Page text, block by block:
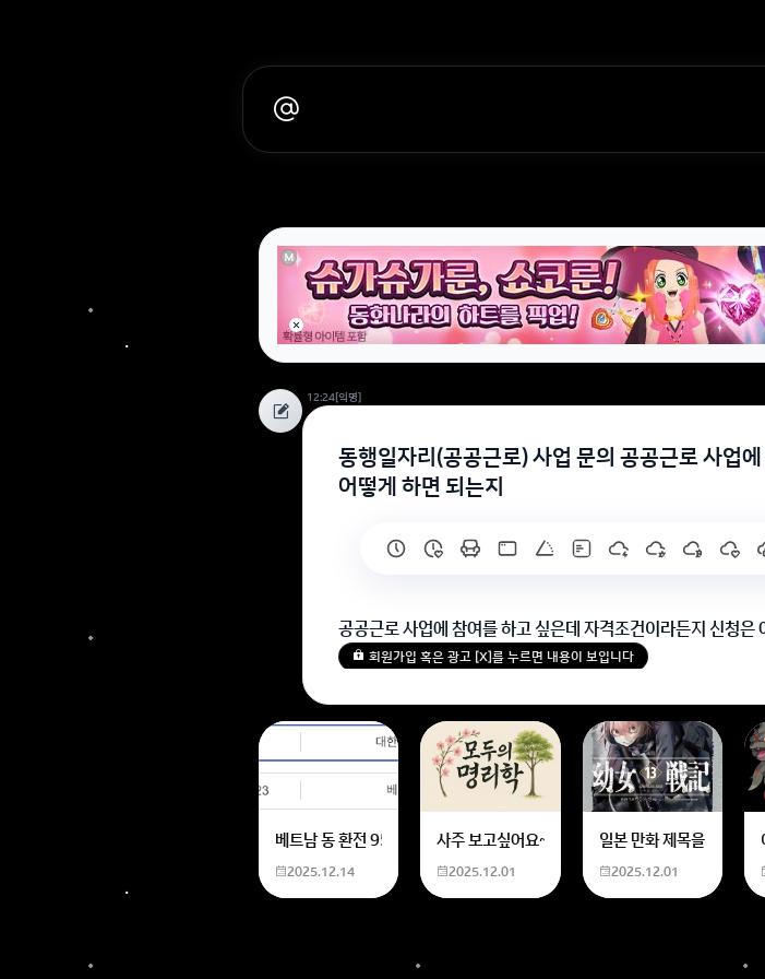
12:24[익명]
동행일자리(공공근로) 사업 문의 공공근로 사업
어떻게 하면 되는지
공공근로 사업에 참여를 하고 싶은데 자격조건이라든지 신청은
회원가입 혹은 광고 [X]를 누르면 내용이 보입니다
베트남 동 환전 950,000원동 한화 계산할때0하나 빼고 나누기 2하면 되는거
2025.12.14
사주 보고싶어요~ 사주 보고 싶은데 어디서 봐야
2025.12.01
일본 만화 제목을 찾습니
2025.12.01